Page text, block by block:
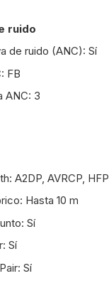
ruido
de ruido (ANC): Sí
FB
ANC: 3
A2DP, AVRCP, HFP
Hasta 10 m
Sí
Sí
Sí